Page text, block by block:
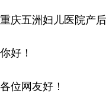
五洲妇儿医院产后
好！
位网友好！